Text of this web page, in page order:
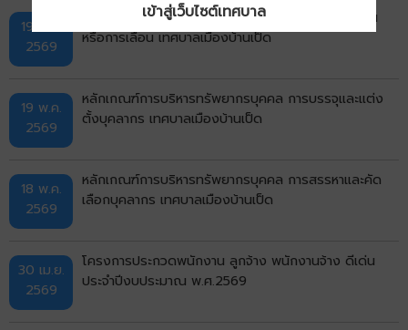
19 พ.ค.
2569
หลักเกณฑ์การบริหารทรัพยากรบุคคล การย้าย การโอน
หรือการเลื่อน เทศบาลเมืองบ้านเป็ด
19 พ.ค.
2569
หลักเกณฑ์การบริหารทรัพยากรบุคคล การบรรจุและแต่ง
ตั้งบุคลากร เทศบาลเมืองบ้านเป็ด
18 พ.ค.
2569
หลักเกณฑ์การบริหารทรัพยากรบุคคล การสรรหาและคัด
เลือกบุคลากร เทศบาลเมืองบ้านเป็ด
30 เม.ย.
2569
โครงการประกวดพนักงาน ลูกจ้าง พนักงานจ้าง ดีเด่น
ประจำปีงบประมาณ พ.ศ.2569
เข้าสู่เว็บไซต์เทศบาล